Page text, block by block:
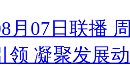
月07日联播
领 凝聚发展